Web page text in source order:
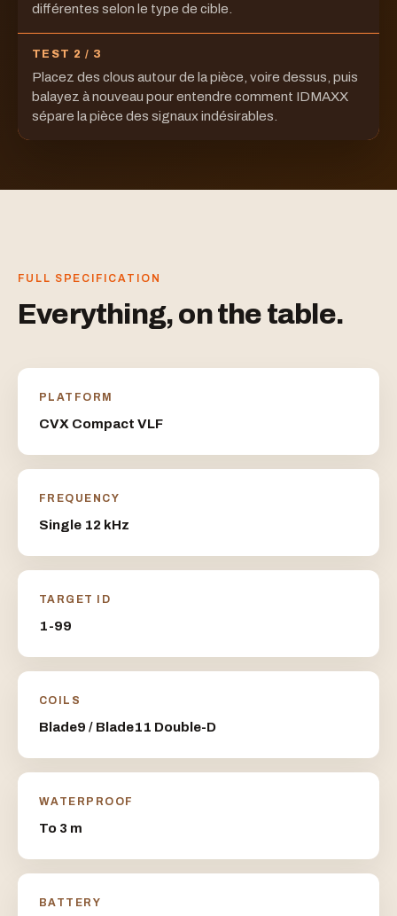
différentes selon le type de cible.
TEST 2 / 3
Placez des clous autour de la pièce, voire dessus, puis
balayez à nouveau pour entendre comment IDMAXX
sépare la pièce des signaux indésirables.
FULL SPECIFICATION
Everything, on the table.
PLATFORM
CVX Compact VLF
FREQUENCY
Single 12 kHz
TARGET ID
1-99
COILS
Blade9 / Blade11 Double-D
WATERPROOF
To 3 m
BATTERY